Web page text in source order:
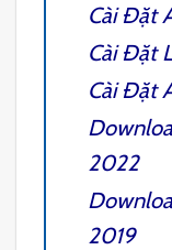
Cài Đặt
Cài Đặt
Cài Đặt
2022
2019